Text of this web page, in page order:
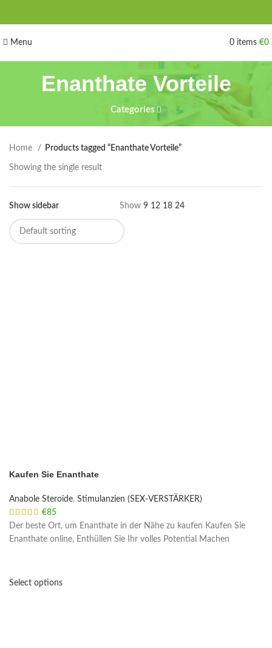
Menu 0 items €0
Enanthate Vorteile
Categories
Home Products tagged “Enanthate Vorteile”
Showing the single result
Show sidebar Show 9 12 18 24
Kaufen Sie Enanthate
Anabole Steroide, Stimulanzien (SEX-VERSTÄRKER)
€85
Der beste Ort, um Enanthate in der Nähe zu kaufen Kaufen Sie
Enanthate online, Enthüllen Sie Ihr volles Potential Machen
Select options